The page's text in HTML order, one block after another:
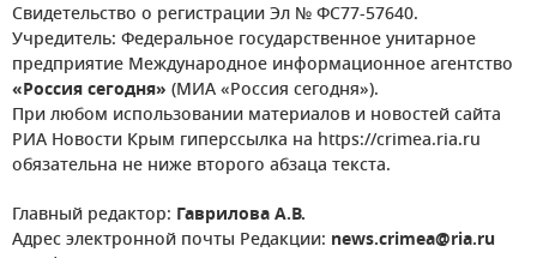
Свидетельство о регистрации Эл № ФС77-57640.
Учредитель: Федеральное государственное унитарное
предприятие Международное информационное агентство
«Россия сегодня» (МИА «Россия сегодня»).
При любом использовании материалов и новостей сайта
РИА Новости Крым гиперссылка на https://crimea.ria.ru
обязательна не ниже второго абзаца текста.
Главный редактор: Гаврилова А.В.
Адрес электронной почты Редакции: news.crimea@ria.ru